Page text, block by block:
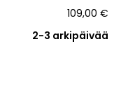
109,00 €
2-3 arkipäivää